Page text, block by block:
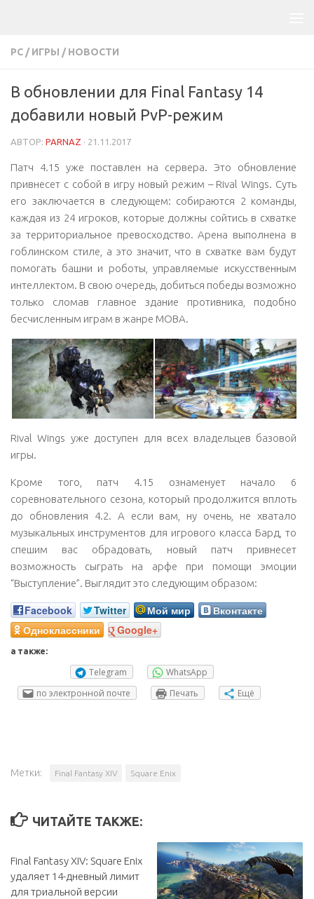
PC / ИГРЫ / НОВОСТИ
В обновлении для Final Fantasy 14
добавили новый PvP-режим
АВТОР: PARNAZ · 21.11.2017
Патч 4.15 уже поставлен на сервера. Это обновление
привнесет с собой в игру новый режим – Rival Wings. Суть
его заключается в следующем: собираются 2 команды,
каждая из 24 игроков, которые должны сойтись в схватке
за территориальное превосходство. Арена выполнена в
гоблинском стиле, а это значит, что в схватке вам будут
помогать башни и роботы, управляемые искусственным
интеллектом. В свою очередь, добиться победы возможно
только сломав главное здание противника, подобно
бесчисленным играм в жанре MOBA.
Rival Wings уже доступен для всех владельцев базовой
игры.
Кроме того, патч 4.15 ознаменует начало 6
соревновательного сезона, который продолжится вплоть
до обновления 4.2. А если вам, ну очень, не хватало
музыкальных инструментов для игрового класса Бард, то
спешим вас обрадовать, новый патч привнесет
возможность сыграть на арфе при помощи эмоции
“Выступление”. Выглядит это следующим образом:
Facebook Twitter Мой мир
Вконтакте
Одноклассники
Google+
а также:
Telegram
WhatsApp
по электронной почте
Печать Ещё
Метки: Final Fantasy XIV Square Enix
ЧИТАЙТЕ ТАКЖЕ:
Final Fantasy XIV: Square Enix
удаляет 14-дневный лимит
для триальной версии